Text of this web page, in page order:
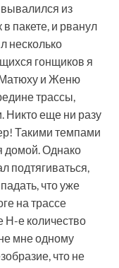
из
пакете, и рванул
несколько
гонщиков я
и Женю
трассы,
Никто еще ни разу
Такими темпами
домой. Однако
подтягиваться,
что уже
на трассе
Н-е количество
мне одному
что не